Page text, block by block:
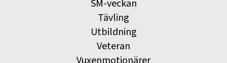
SM-veckan
Tävling
Utbildning
Veteran